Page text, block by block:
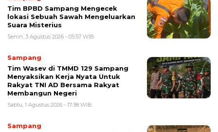
Tim BPBD Sampang Mengecek
lokasi Sebuah Sawah Mengeluarkan
Suara Misterius
Senin, 3 Agustus 2026 - 05:57 WIB
Sampang
Tim Wasev di TMMD 129 Sampang
Menyaksikan Kerja Nyata Untuk
Rakyat TNI AD Bersama Rakyat
Membangun Negeri
Sabtu, 1 Agustus 2026 - 17:38 WIB
Sampang